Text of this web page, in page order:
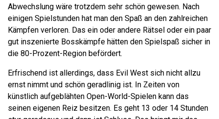
Abwechslung wäre trotzdem sehr schön gewesen. Nach
einigen Spielstunden hat man den Spaß an den zahlreichen
Kämpfen verloren. Das ein oder andere Rätsel oder ein paar
gut inszenierte Bosskämpfe hätten den Spielspaß sicher in
die 80-Prozent-Region befördert.
Erfrischend ist allerdings, dass Evil West sich nicht allzu
ernst nimmt und schön geradlinig ist. In Zeiten von
künstlich aufgeblähten Open-World-Spielen kann das
seinen eigenen Reiz besitzen. Es geht 13 oder 14 Stunden